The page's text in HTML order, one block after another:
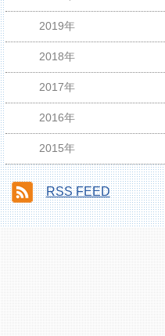
2019年
2018年
2017年
2016年
2015年
RSS FEED